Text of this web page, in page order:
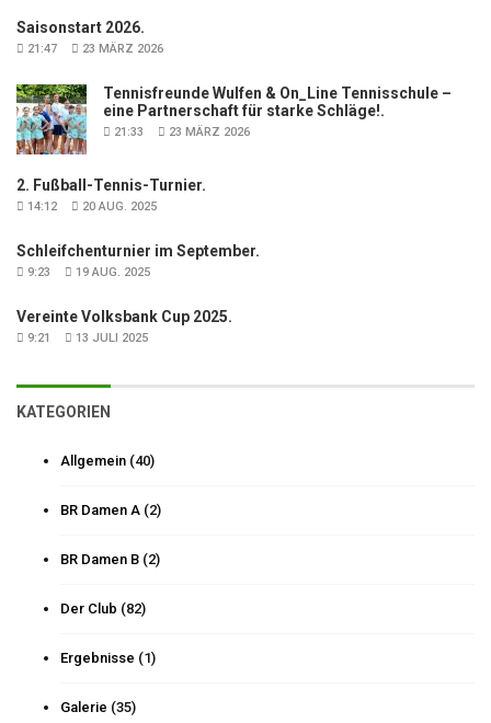
Saisonstart 2026.
21:47 23 MÄRZ 2026
Tennisfreunde Wulfen & On_Line Tennisschule –
eine Partnerschaft für starke Schläge!.
21:33 23 MÄRZ 2026
2. Fußball-Tennis-Turnier.
14:12 20 AUG. 2025
Schleifchenturnier im September.
9:23 19 AUG. 2025
Vereinte Volksbank Cup 2025.
9:21 13 JULI 2025
KATEGORIEN
Allgemein (40)
BR Damen A (2)
BR Damen B (2)
Der Club (82)
Ergebnisse (1)
Galerie (35)